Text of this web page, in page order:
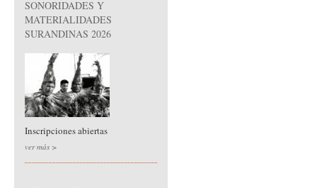
SONORIDADES Y
MATERIALIDADES
SURANDINAS 2026
Inscripciones abiertas
ver más >